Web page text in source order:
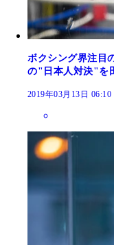
ボクシング界注目
の"日本人対決"を
2019年03月13日 06:10